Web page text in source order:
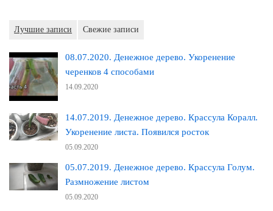
Лучшие записи Свежие записи
08.07.2020. Денежное дерево. Укоренение
черенков 4 способами
14.09.2020
14.07.2019. Денежное дерево. Крассула Коралл.
Укоренение листа. Появился росток
05.09.2020
05.07.2019. Денежное дерево. Крассула Голум.
Размножение листом
05.09.2020